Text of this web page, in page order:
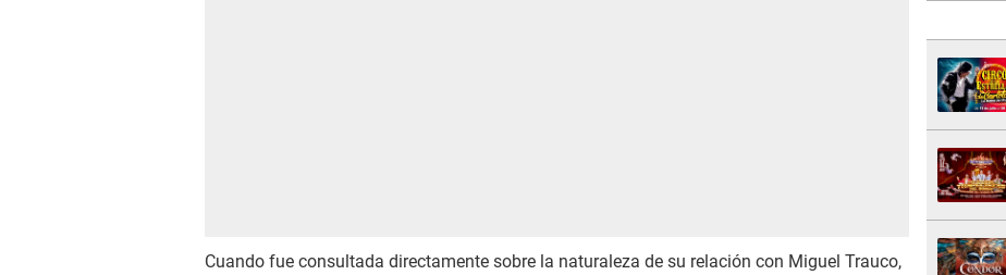
Cuando fue consultada directamente sobre la naturaleza de su relación con Miguel Trauco,